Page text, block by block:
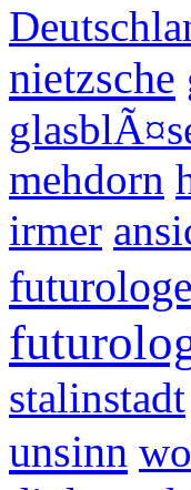
nietzsche
mehdorn
irmer
stalinstadt
unsinn